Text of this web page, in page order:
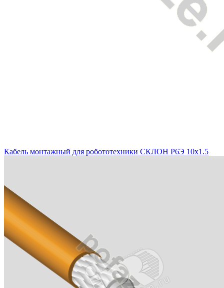
Кабель монтажный для робототехники СКЛОН Р6Э 10х1.5